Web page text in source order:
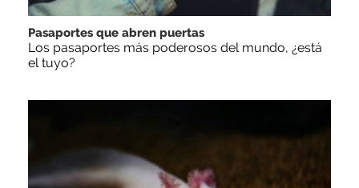
Pasaportes que abren puertas
Los pasaportes más poderosos del mundo, ¿está
el tuyo?